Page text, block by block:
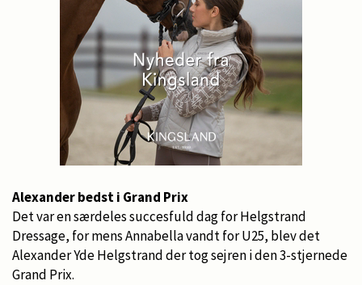
Alexander bedst i Grand Prix
Det var en særdeles succesfuld dag for Helgstrand
Dressage, for mens Annabella vandt for U25, blev det
Alexander Yde Helgstrand der tog sejren i den 3-stjernede
Grand Prix.